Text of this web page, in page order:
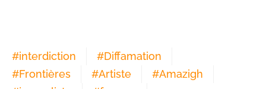
#interdiction #Diffamation
#Frontières #Artiste #Amazigh